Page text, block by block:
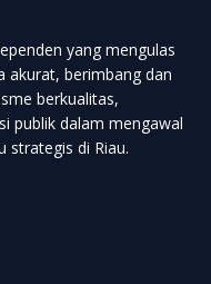
yang mengulas
akurat, berimbang dan
berkualitas,
publik dalam mengawal
strategis di Riau.